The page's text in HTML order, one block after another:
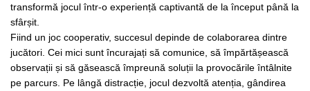
transformă jocul într-o experiență captivantă de la început până la
sfârșit.
Fiind un joc cooperativ, succesul depinde de colaborarea dintre
jucători. Cei mici sunt încurajați să comunice, să împărtășească
observații și să găsească împreună soluții la provocările întâlnite
pe parcurs. Pe lângă distracție, jocul dezvoltă atenția, gândirea